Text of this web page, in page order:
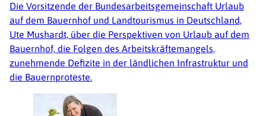
Die Vorsitzende der Bundesarbeitsgemeinschaft Urlaub
auf dem Bauernhof und Landtourismus in Deutschland,
Ute Mushardt, über die Perspektiven von Urlaub auf dem
Bauernhof, die Folgen des Arbeitskräftemangels,
zunehmende Defizite in der ländlichen Infrastruktur und
die Bauernproteste.